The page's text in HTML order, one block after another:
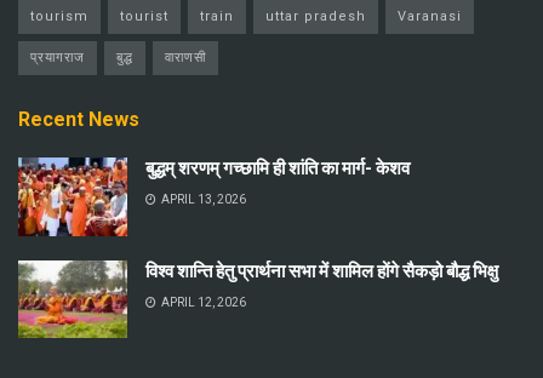
tourism tourist train uttar pradesh Varanasi
प्रयागराज बुद्ध वाराणसी
Recent News
बुद्धम् शरणम् गच्छामि ही शांति का मार्ग- केशव
APRIL 13, 2026
विश्व शान्ति हेतु प्रार्थना सभा में शामिल होंगे सैकड़ो बौद्ध भिक्षु
APRIL 12, 2026